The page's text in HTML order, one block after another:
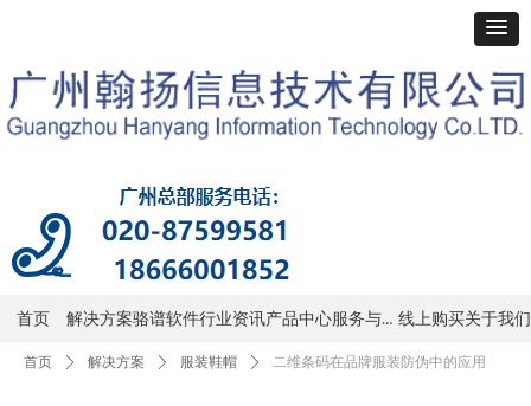
首页 解决方案骆谱软件行业资讯产品中心 服务与支持 线上购买关于我们
首页 ꄲ 解决方案 ꄲ 服装鞋帽 ꄲ 二维条码在品牌服装防伪中的应用